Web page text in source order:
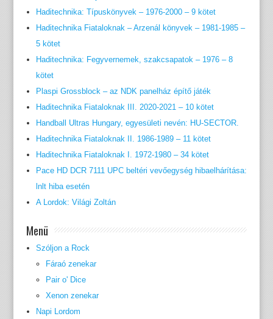
Haditechnika: Típuskönyvek – 1976-2000 – 9 kötet
Haditechnika Fiataloknak – Arzenál könyvek – 1981-1985 –
5 kötet
Haditechnika: Fegyvernemek, szakcsapatok – 1976 – 8
kötet
Plaspi Grossblock – az NDK panelház építő játék
Haditechnika Fiataloknak III. 2020-2021 – 10 kötet
Handball Ultras Hungary, egyesületi nevén: HU-SECTOR.
Haditechnika Fiataloknak II. 1986-1989 – 11 kötet
Haditechnika Fiataloknak I. 1972-1980 – 34 kötet
Pace HD DCR 7111 UPC beltéri vevőegység hibaelhárítása:
lnlt hiba esetén
A Lordok: Világi Zoltán
Menü
Szóljon a Rock
Fáraó zenekar
Pair o' Dice
Xenon zenekar
Napi Lordom